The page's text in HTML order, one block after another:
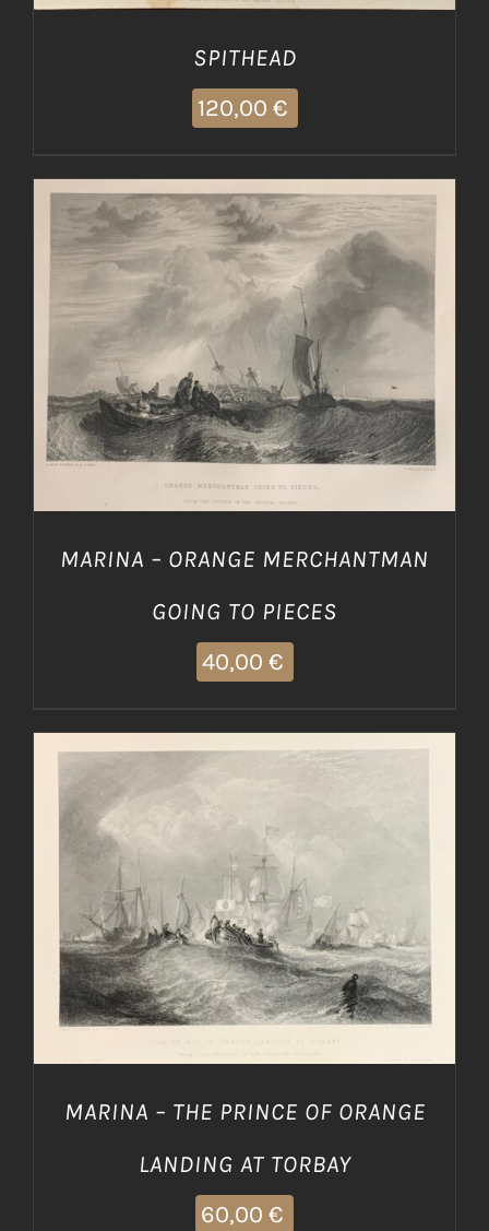
SPITHEAD
120,00 €
AGGIUNGI AL CARRELLO DETTAGLI
MARINA – ORANGE MERCHANTMAN
GOING TO PIECES
40,00 €
AGGIUNGI AL CARRELLO / DETTAGLI
MARINA – THE PRINCE OF ORANGE
LANDING AT TORBAY
60,00 €